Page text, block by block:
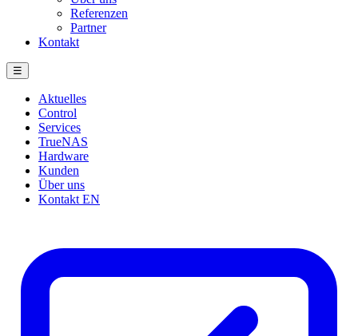
Referenzen
Partner
Kontakt
☰
Aktuelles
Control
Services
TrueNAS
Hardware
Kunden
Über uns
Kontakt EN